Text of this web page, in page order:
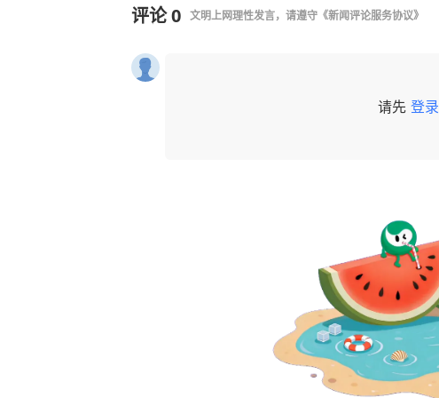
评论0 文明上网理性发言，请遵守 《新闻评论服务协议》
请先 登录